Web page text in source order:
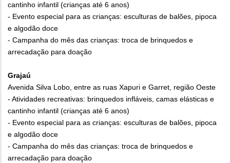
cantinho infantil (crianças até 6 anos)
- Evento especial para as crianças: esculturas de balões, pipoca
e algodão doce
- Campanha do mês das crianças: troca de brinquedos e
arrecadação para doação
Grajaú
Avenida Silva Lobo, entre as ruas Xapuri e Garret, região Oeste
- Atividades recreativas: brinquedos infláveis, camas elásticas e
cantinho infantil (crianças até 6 anos)
- Evento especial para as crianças: esculturas de balões, pipoca
e algodão doce
- Campanha do mês das crianças: troca de brinquedos e
arrecadação para doação